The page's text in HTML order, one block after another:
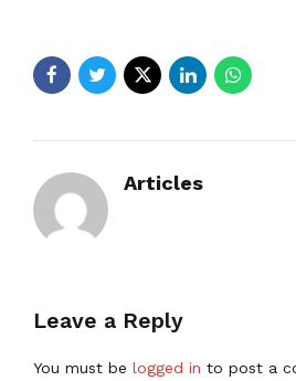
Articles
Leave a Reply
You must be logged in to post a